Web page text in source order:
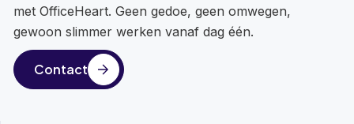
met OfficeHeart. Geen gedoe, geen omwegen,
gewoon slimmer werken vanaf dag één.
Contact